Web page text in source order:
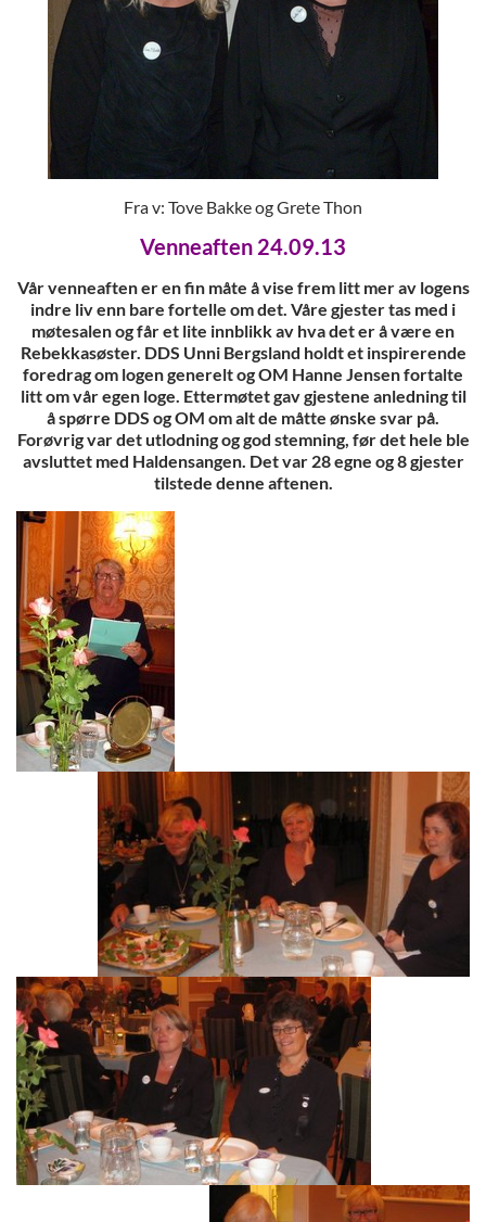
Fra v: Tove Bakke og Grete Thon
Venneaften 24.09.13
Vår venneaften er en fin måte å vise frem litt mer av logens
indre liv enn bare fortelle om det. Våre gjester tas med i
møtesalen og får et lite innblikk av hva det er å være en
Rebekkasøster. DDS Unni Bergsland holdt et inspirerende
foredrag om logen generelt og OM Hanne Jensen fortalte
litt om vår egen loge. Ettermøtet gav gjestene anledning til
å spørre DDS og OM om alt de måtte ønske svar på.
Forøvrig var det utlodning og god stemning, før det hele ble
avsluttet med Haldensangen. Det var 28 egne og 8 gjester
tilstede denne aftenen.